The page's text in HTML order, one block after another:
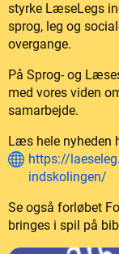
styrke LæseLegs
sprog, leg og
overgange.
På Sprog- og
med vores viden
samarbejde.
Læs hele nyheden
https://
indskolingen/
Se også forløbet
bringes i spil på